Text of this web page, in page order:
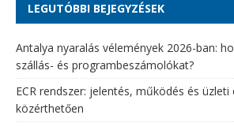
LEGUTÓBBI BEJEGYZÉSEK
Antalya nyaralás vélemények 2026-ban:
szállás- és programbeszámolókat?
ECR rendszer: jelentés, működés és üzleti
közérthetően